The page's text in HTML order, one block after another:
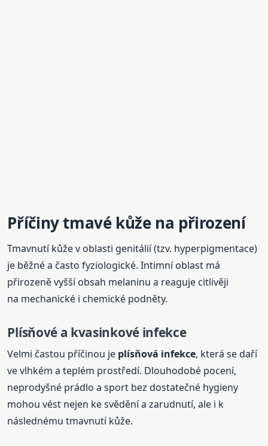
Příčiny tmavé kůže na přirození
Tmavnutí kůže v oblasti genitálií (tzv. hyperpigmentace)
je běžné a často fyziologické. Intimní oblast má
přirozeně vyšší obsah melaninu a reaguje citlivěji
na mechanické i chemické podněty.
Plísňové a kvasinkové infekce
Velmi častou příčinou je plísňová infekce, která se daří
ve vlhkém a teplém prostředí. Dlouhodobé pocení,
neprodyšné prádlo a sport bez dostatečné hygieny
mohou vést nejen ke svědění a zarudnutí, ale i k
následnému tmavnutí kůže.